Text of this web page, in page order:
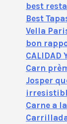
best
Best
Vella
bon
CALIDAD
Carn
Josper
Carne a